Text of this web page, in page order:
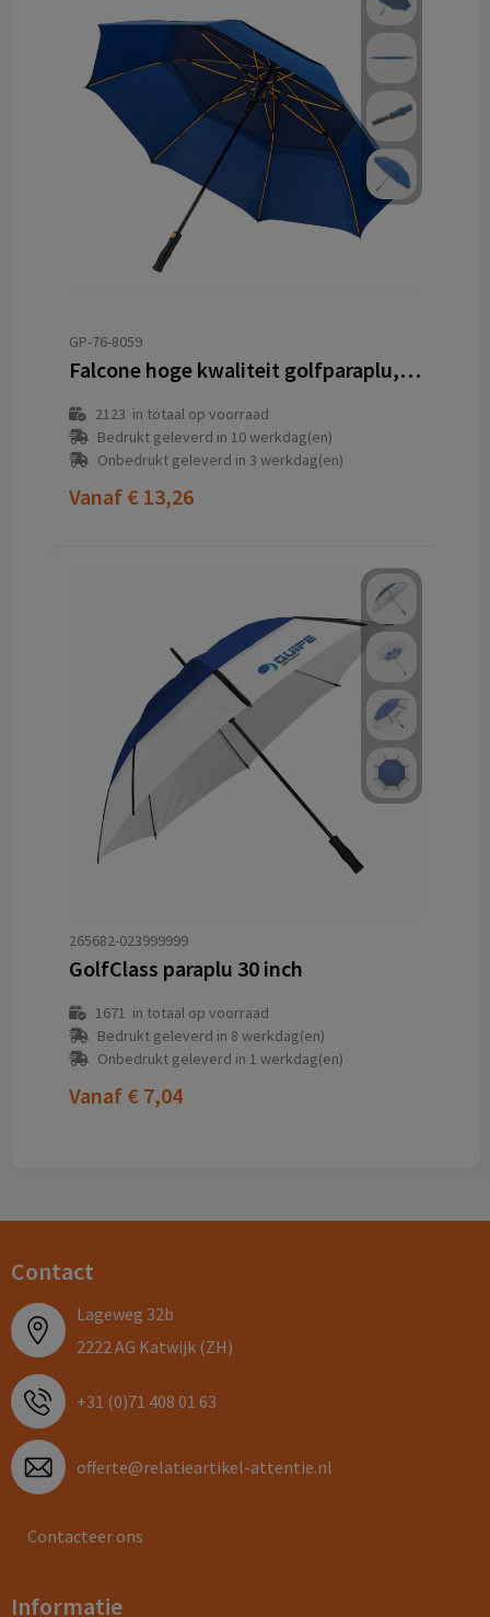
GP-76-8059
Falcone hoge kwaliteit golfparaplu, automaat
2123 in totaal op voorraad
Bedrukt geleverd in 10 werkdag(en)
Onbedrukt geleverd in 3 werkdag(en)
Vanaf € 13,26
265682-023999999
GolfClass paraplu 30 inch
1671 in totaal op voorraad
Bedrukt geleverd in 8 werkdag(en)
Onbedrukt geleverd in 1 werkdag(en)
Vanaf € 7,04
Contact
Lageweg 32b
2222 AG Katwijk (ZH)
+31 (0)71 408 01 63
offerte@relatieartikel-attentie.nl
Contacteer ons
Informatie